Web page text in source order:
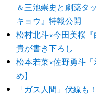
＆三池崇史と劇薬タ
キョウ』特報公開
松村北斗×今田美桜
貴が書き下ろし
松本若菜×佐野勇斗
め】
「ガス人間」伏線も